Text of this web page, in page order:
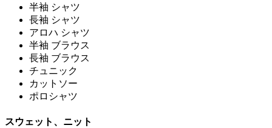
半袖 シャツ
長袖 シャツ
アロハ シャツ
半袖 ブラウス
長袖 ブラウス
チュニック
カットソー
ポロシャツ
スウェット、ニット